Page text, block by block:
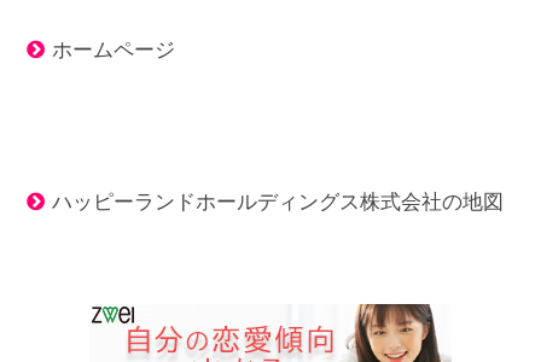
ホームページ
ハッピーランドホールディングス株式会社の地図